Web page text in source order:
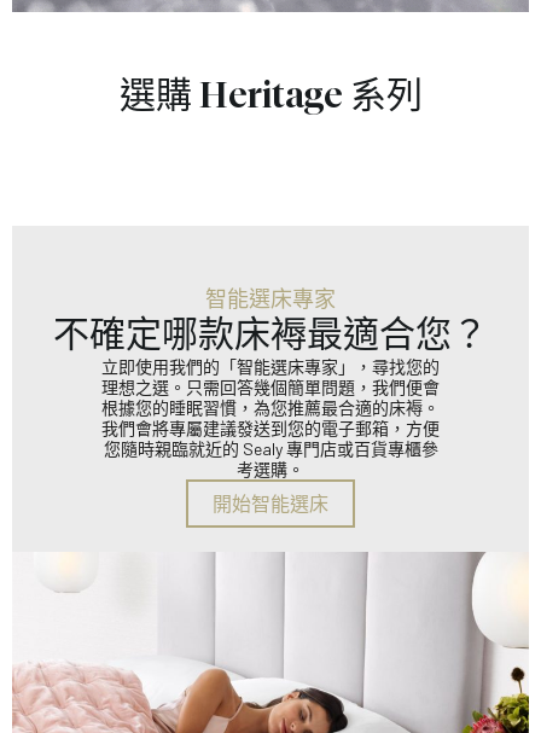
選購 Heritage 系列
智能選床專家
不確定哪款床褥最適合您？
立即使用我們的「智能選床專家」，尋找您的
理想之選。只需回答幾個簡單問題，我們便會
根據您的睡眠習慣，為您推薦最合適的床褥。
我們會將專屬建議發送到您的電子郵箱，方便
您隨時親臨就近的 Sealy 專門店或百貨專櫃參
考選購。
開始智能選床